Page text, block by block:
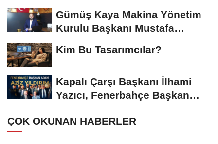
Gümüş Kaya Makina Yönetim
Kurulu Başkanı Mustafa
Kim Bu Tasarımcılar?
Kapalı Çarşı Başkanı İlhami
Yazıcı, Fenerbahçe Başkan
ÇOK OKUNAN HABERLER